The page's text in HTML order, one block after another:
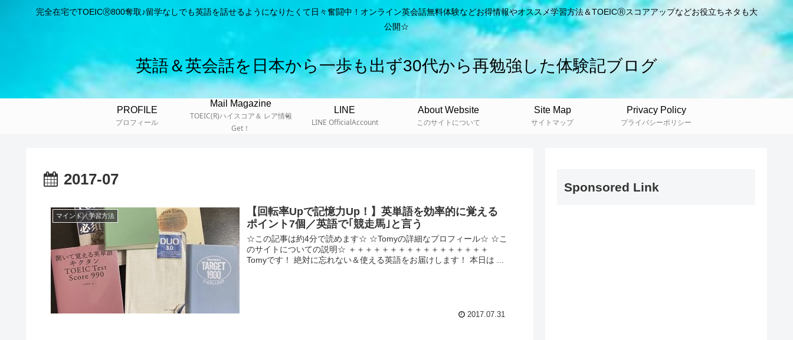
完全在宅でTOEICⓇ800奪取♪留学なしでも英語を話せるようになりたくて日々奮闘中！オンライン英会話無料体験などお得情報やオススメ学習方法＆TOEICⓇスコアアップなどお役立ちネタも大
公開☆
英語＆英会話を日本から一歩も出ず30代から再勉強した体験記ブログ
PROFILE
プロフィール
Mail Magazine
TOEIC(R)ハイスコア＆ レア情報
Get！
LINE
LINE OfficialAccount
About Website
このサイトについて
Site Map
サイトマップ
Privacy Policy
プライバシーポリシー
2017-07
マインド／学習方法
【回転率Upで記憶力Up！】英単語を効率的に覚える
ポイント7個／英語で｢競走馬｣と言う
☆この記事は約4分で読めます☆ ☆Tomyの詳細なプロフィール☆ ☆こ
のサイトについての説明☆ ＋＋＋＋＋＋＋＋＋＋＋＋＋＋＋＋＋
Tomyです！ 絶対に忘れない＆使える英語をお届けします！ 本日は ...
2017.07.31
Sponsored Link